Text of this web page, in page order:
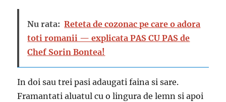
Nu rata: Reteta de cozonac pe care o adora
toti romanii — explicata PAS CU PAS de
Chef Sorin Bontea!
In doi sau trei pasi adaugati faina si sare.
Framantati aluatul cu o lingura de lemn si apoi